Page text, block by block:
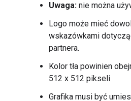
Uwaga: nie można
Logo może mieć
wskazówkami
partnera.
Kolor tła powinien
512 x 512 pikseli
Grafika musi być